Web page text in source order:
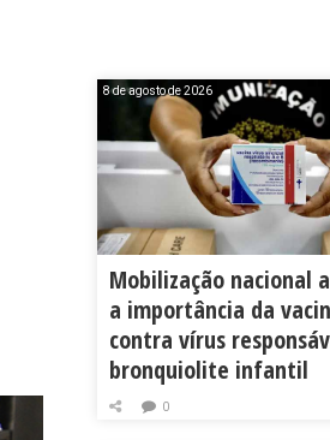
8 de agosto de 2026
Mobilização nacional
a importância da
contra vírus
bronquiolite infantil
0